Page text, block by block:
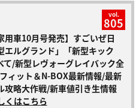
vol.
805
用車10月号発売】すごいぜ日
エルグランド」「新型キック
て/新型レヴォーグレイバック全
ィット＆N-BOX最新情報/最新
攻略大作戦/新車値引き生情報
くはこちら